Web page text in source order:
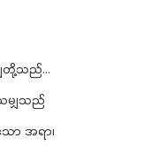
ျှတို့သည်…
မျှသည်
ာ အရာ၊